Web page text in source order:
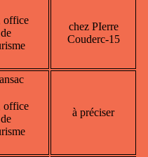
office
de
chez PIerre
Couderc-15
office
de
à préciser